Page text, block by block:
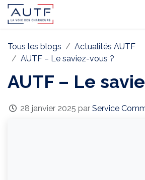
Tous les blogs
Actualités AUTF
AUTF – Le saviez-vous ?
AUTF – Le
28 janvier 2025 par Service